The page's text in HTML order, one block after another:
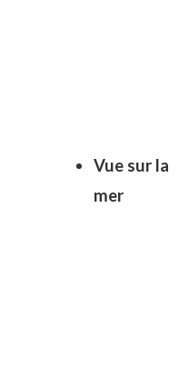
Vue sur la
mer